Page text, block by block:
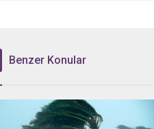
Benzer Konular